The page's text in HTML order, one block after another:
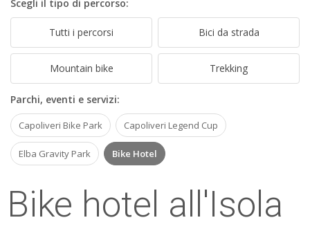
SLO
Scegli il tipo di percorso:
Tutti i percorsi Bici da strada
Mountain bike Trekking
Parchi, eventi e servizi:
Capoliveri Bike Park Capoliveri Legend Cup
Elba Gravity Park Bike Hotel
Bike hotel all'Isola